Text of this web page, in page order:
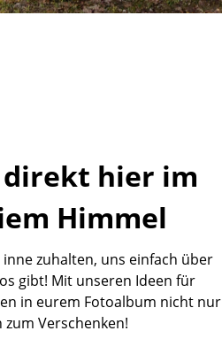
direkt hier im
Himmel
zuhalten, uns einfach über
gibt! Mit unseren Ideen für
in eurem Fotoalbum nicht nur
Verschenken!